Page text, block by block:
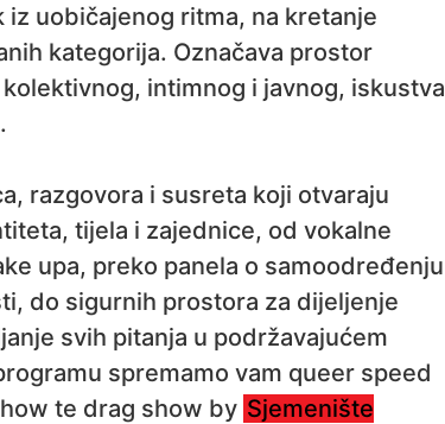
uobičajenog ritma, na kretanje
kategorija. Označava prostor
intimnog i javnog, iskustva
razgovora i susreta koji otvaraju
tijela i zajednice, od vokalne
upa, preko panela o samoodređenju
do sigurnih prostora za dijeljenje
svih pitanja u podržavajućem
spremamo vam queer speed
te drag show by Sjemenište